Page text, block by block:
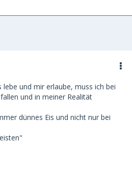
und mir erlaube, muss ich bei
und in meiner Realität
dünnes Eis und nicht nur bei